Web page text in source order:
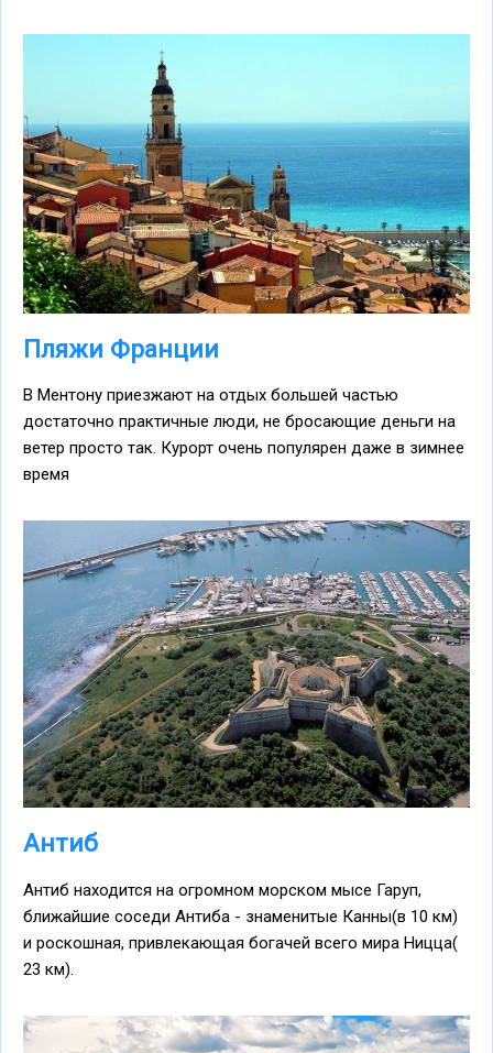
Пляжи Франции
В Ментону приезжают на отдых большей частью
достаточно практичные люди, не бросающие деньги на
ветер просто так. Курорт очень популярен даже в зимнее
время
Антиб
Антиб находится на огромном морском мысе Гаруп,
ближайшие соседи Антиба - знаменитые Канны(в 10 км)
и роскошная, привлекающая богачей всего мира Ницца(
23 км).